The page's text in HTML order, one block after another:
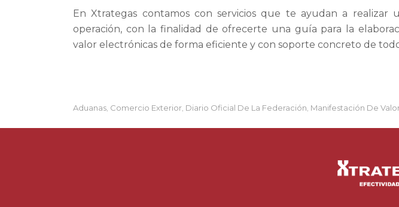
En Xtrategas contamos con servicios que te ayudan a realizar
operación, con la finalidad de ofrecerte una guía para la
valor electrónicas de forma eficiente y con soporte concreto de
Aduanas Comercio Exterior Diario Oficial De La Federación Manifestación De